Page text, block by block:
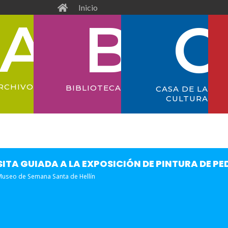
Inicio
BIBLIOTECA
CASA DE LA
CULTURA
GUIADA A LA EXPOSICIÓN DE PINTURA DE
de Semana Santa de Hellín